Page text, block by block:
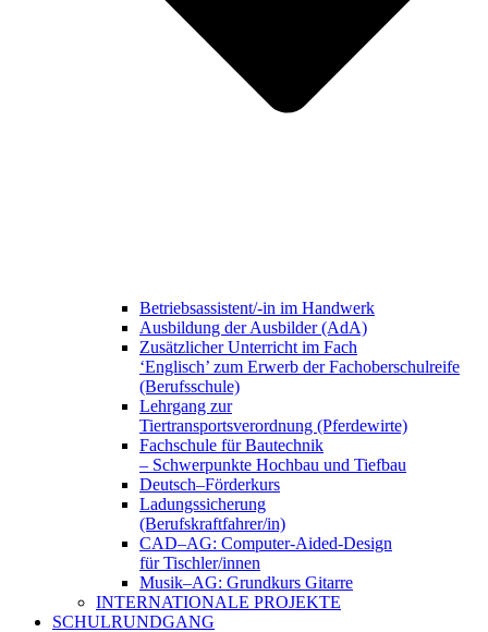
Betriebsassistent/-in im Handwerk
Ausbildung der Ausbilder (AdA)
Zusätzlicher Unterricht im Fach
‘Englisch’ zum Erwerb der Fachoberschulreife
(Berufsschule)
Lehrgang zur
Tiertransportsverordnung (Pferdewirte)
Fachschule für Bautechnik
– Schwerpunkte Hochbau und Tiefbau
Deutsch–Förderkurs
Ladungssicherung
(Berufskraftfahrer/in)
CAD–AG: Computer-Aided-Design
für Tischler/innen
Musik–AG: Grundkurs Gitarre
INTERNATIONALE PROJEKTE
SCHULRUNDGANG